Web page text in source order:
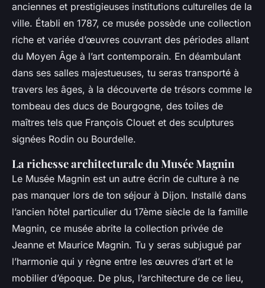
anciennes et prestigieuses institutions culturelles de la
ville. Établi en 1787, ce musée possède une collection
riche et variée d’œuvres couvrant des périodes allant
du Moyen Âge à l’art contemporain. En déambulant
dans ses salles majestueuses, tu seras transporté à
travers les âges, à la découverte de trésors comme le
tombeau des ducs de Bourgogne, des toiles de
maîtres tels que François Clouet et des sculptures
signées Rodin ou Bourdelle.
La richesse architecturale du Musée Magnin
Le Musée Magnin est un autre écrin de culture à ne
pas manquer lors de ton séjour à Dijon. Installé dans
l’ancien hôtel particulier du 17ème siècle de la famille
Magnin, ce musée abrite la collection privée de
Jeanne et Maurice Magnin. Tu y seras subjugué par
l’harmonie qui y règne entre les œuvres d’art et le
mobilier d’époque. De plus, l’architecture de ce lieu,